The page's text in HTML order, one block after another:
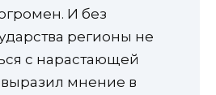
И без
регионы не
с нарастающей
мнение в